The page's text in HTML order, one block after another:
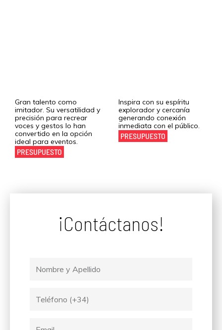
Gran talento como
imitador. Su versatilidad y
precisión para recrear
voces y gestos lo han
convertido en la opción
ideal para eventos.
PRESUPUESTO
Inspira con su espíritu
explorador y cercanía
generando conexión
inmediata con el público.
PRESUPUESTO
¡Contáctanos!